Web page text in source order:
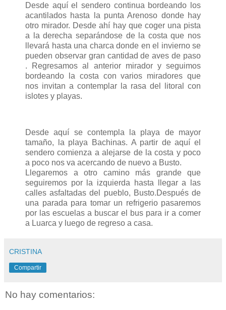
Desde aquí el sendero continua bordeando los
acantilados hasta la punta Arenoso donde hay
otro mirador. Desde ahí hay que coger una pista
a la derecha separándose de la costa que nos
llevará hasta una charca donde en el invierno se
pueden observar gran cantidad de aves de paso
. Regresamos al anterior mirador y seguimos
bordeando la costa con varios miradores que
nos invitan a contemplar la rasa del litoral con
islotes y playas.
Desde aquí se contempla la playa de mayor
tamaño, la playa Bachinas. A partir de aquí el
sendero comienza a alejarse de la costa y poco
a poco nos va acercando de nuevo a Busto.
Llegaremos a otro camino más grande que
seguiremos por la izquierda hasta llegar a las
calles asfaltadas del pueblo, Busto.Después de
una parada para tomar un refrigerio pasaremos
por las escuelas a buscar el bus para ir a comer
a Luarca y luego de regreso a casa.
CRISTINA
Compartir
No hay comentarios: